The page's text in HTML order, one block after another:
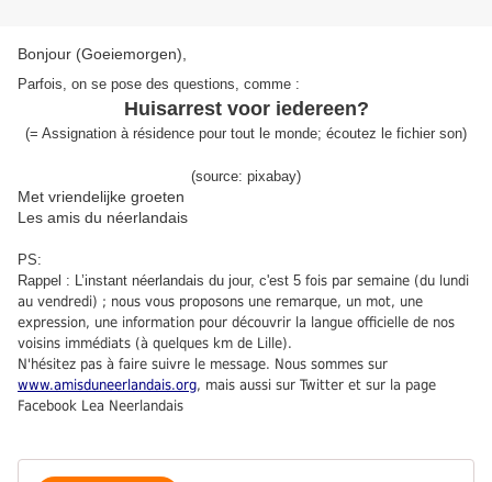
Bonjour (Goeiemorgen),
Parfois, on se pose des questions, comme :
Huisarrest voor iedereen?
(= Assignation à résidence pour tout le monde; écoutez le fichier son)
(source: pixabay)
Met vriendelijke groeten
Les amis du néerlandais
PS:
Rappel : L’instant néerlandais du jour, c'est 5 fois par semaine (du lundi
au vendredi) ; nous vous proposons une remarque, un mot, une
expression, une information pour découvrir la langue officielle de nos
voisins immédiats (à quelques km de Lille).
N'hésitez pas à faire suivre le message. Nous sommes sur
www.amisduneerlandais.org, mais aussi sur Twitter et sur la page
Facebook Lea Neerlandais